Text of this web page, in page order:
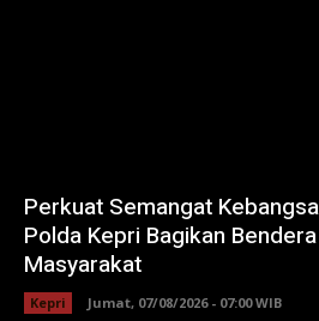
Perkuat Semangat
Polda Kepri Bagikan
Masyarakat
Kepri Jumat, 07/08/2026 - 07:00 WIB